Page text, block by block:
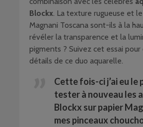
Blockx. La texture rugueuse et
Magnani Toscana sont-ils à la
révéler la transparence et la
pigments ? Suivez cet essai
détails de ce duo aquarelle.
Cette fois-ci j’ai eu le
tester à nouveau les
Blockx sur papier
mes pinceaux